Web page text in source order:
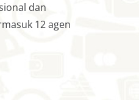
dan
12 agen